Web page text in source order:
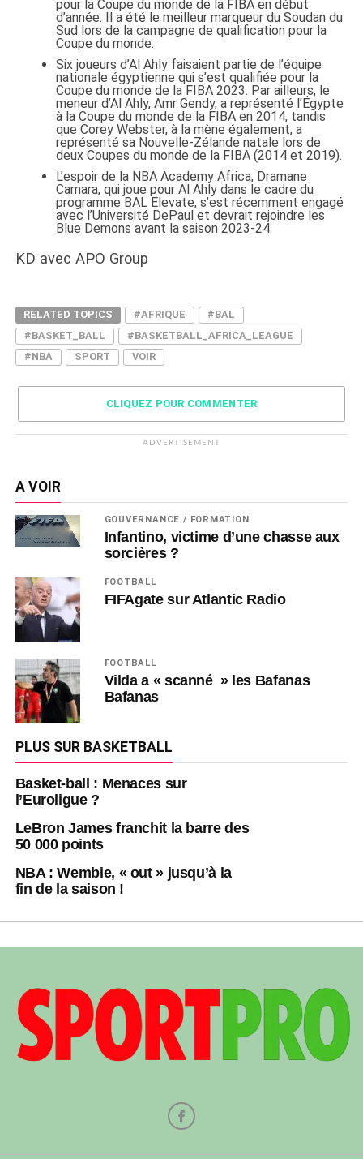
pour la Coupe du monde de la FIBA en début
d’année. Il a été le meilleur marqueur du Soudan du
Sud lors de la campagne de qualification pour la
Coupe du monde.
Six joueurs d’Al Ahly faisaient partie de l’équipe
nationale égyptienne qui s’est qualifiée pour la
Coupe du monde de la FIBA 2023. Par ailleurs, le
meneur d’Al Ahly, Amr Gendy, a représenté l’Égypte
à la Coupe du monde de la FIBA en 2014, tandis
que Corey Webster, à la mène également, a
représenté sa Nouvelle-Zélande natale lors de
deux Coupes du monde de la FIBA (2014 et 2019).
L’espoir de la NBA Academy Africa, Dramane
Camara, qui joue pour Al Ahly dans le cadre du
programme BAL Elevate, s’est récemment engagé
avec l’Université DePaul et devrait rejoindre les
Blue Demons avant la saison 2023-24.
KD avec APO Group
RELATED TOPICS #AFRIQUE
#BAL
#BASKET_BALL
#BASKETBALL_AFRICA_LEAGUE
#NBA
SPORT VOIR
CLIQUEZ POUR COMMENTER
ADVERTISEMENT
A VOIR
GOUVERNANCE / FORMATION
Infantino, victime d’une chasse aux
sorcières ?
FOOTBALL
FIFAgate sur Atlantic Radio
FOOTBALL
Vilda a « scanné » les Bafanas
Bafanas
PLUS SUR BASKETBALL
Basket-ball : Menaces sur
l’Euroligue ?
LeBron James franchit la barre des
50 000 points
NBA : Wembie, « out » jusqu’à la
fin de la saison !